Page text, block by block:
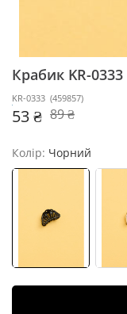
Крабик KR-0333
KR-0333 (459857)
53 ₴ 89 ₴
Колір: Чорний